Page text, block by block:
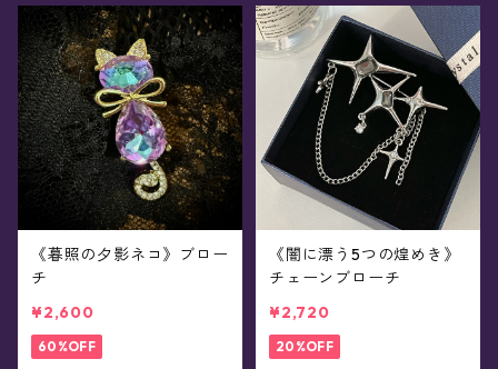
《暮照の夕影ネコ》ブロー
チ
¥2,600
60%OFF
《闇に漂う5つの煌めき》
チェーンブローチ
¥2,720
20%OFF